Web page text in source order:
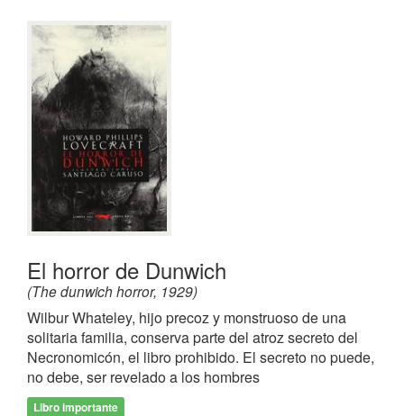
El horror de Dunwich
(The dunwich horror, 1929)
Wilbur Whateley, hijo precoz y monstruoso de una
solitaria familia, conserva parte del atroz secreto del
Necronomicón, el libro prohibido. El secreto no puede,
no debe, ser revelado a los hombres
Libro importante